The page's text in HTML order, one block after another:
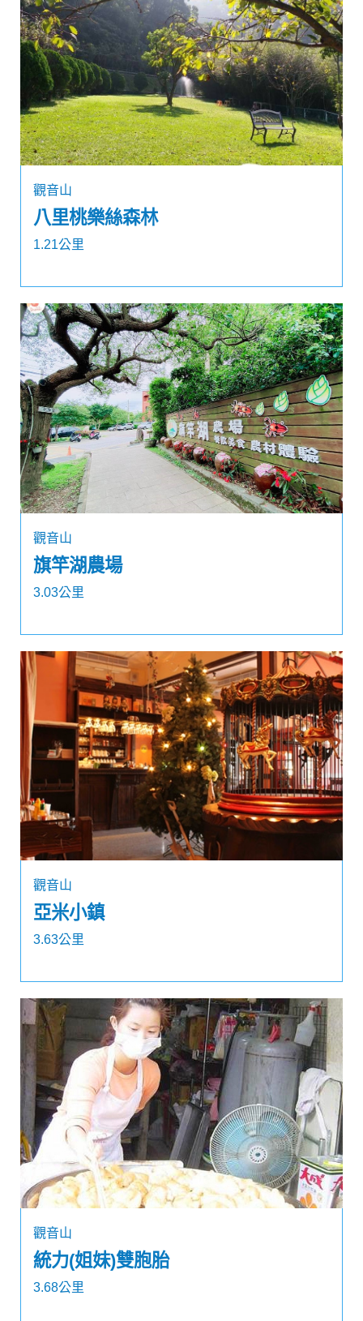
觀音山
八里桃樂絲森林
1.21公里
觀音山
旗竿湖農場
3.03公里
觀音山
亞米小鎮
3.63公里
觀音山
統力(姐妹)雙胞胎
3.68公里